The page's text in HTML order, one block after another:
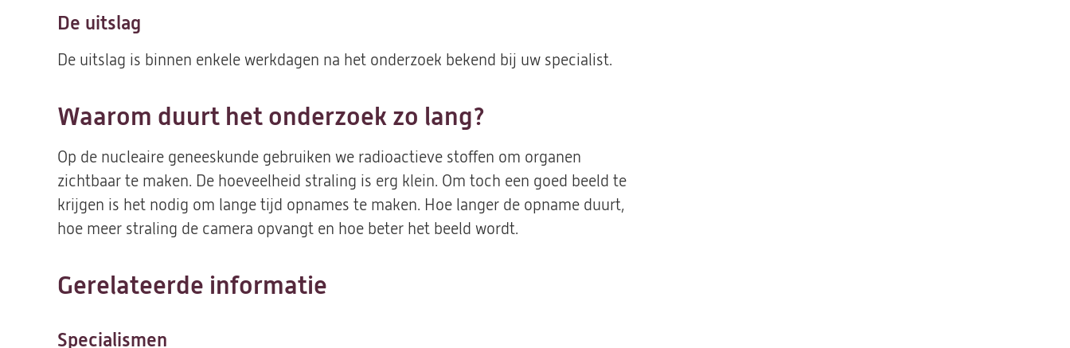
De uitslag
De uitslag is binnen enkele werkdagen na het onderzoek bekend bij uw specialist.
Waarom duurt het onderzoek zo lang?
Op de nucleaire geneeskunde gebruiken we radioactieve stoffen om organen
zichtbaar te maken. De hoeveelheid straling is erg klein. Om toch een goed beeld te
krijgen is het nodig om lange tijd opnames te maken. Hoe langer de opname duurt,
hoe meer straling de camera opvangt en hoe beter het beeld wordt.
Gerelateerde informatie
Specialismen